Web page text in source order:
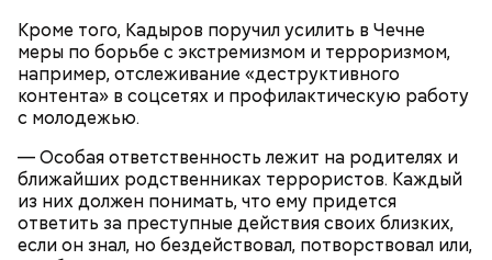
Кроме того, Кадыров поручил усилить в Чечне
меры по борьбе с экстремизмом и терроризмом,
например, отслеживание «деструктивного
контента» в соцсетях и профилактическую работу
с молодежью.
— Особая ответственность лежит на родителях и
ближайших родственниках террористов. Каждый
из них должен понимать, что ему придется
ответить за преступные действия своих близких,
если он знал, но бездействовал, потворствовал или,
инсульт. Девушка неделюпровела в коме, а после
выписки из больницы узнала, что Миссюра
оформил на нее несколько кредитов.